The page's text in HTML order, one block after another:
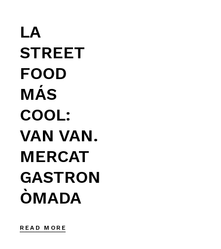
LA
STREET
FOOD
MÁS
COOL:
VAN VAN.
MERCAT
GASTRON
ÒMADA
READ MORE